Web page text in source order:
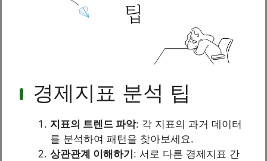
경제지표 분석 팁
지표의 트렌드 파악: 각 지표의 과거 데이터
를 분석하여 패턴을 찾아보세요.
상관관계 이해하기: 서로 다른 경제지표 간